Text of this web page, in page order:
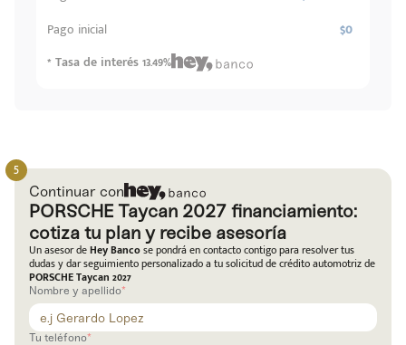
Pago inicial $0
* Tasa de interés 13.49%
Continuar con
PORSCHE Taycan 2027 financiamiento:
cotiza tu plan y recibe asesoría
Un asesor deHey Bancose pondrá en contacto contigo para resolver tus
dudas y dar seguimiento personalizado a tu solicitud de crédito automotriz de
PORSCHE Taycan 2027
Nombre y apellido
Tu teléfono